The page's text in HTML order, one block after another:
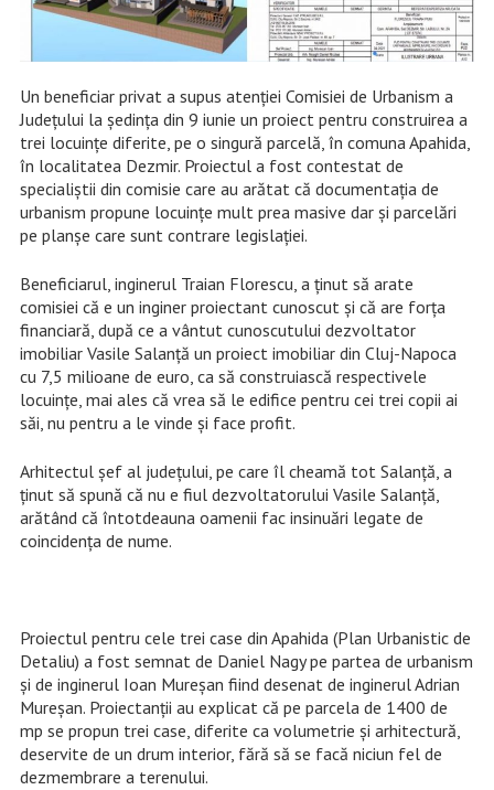
Un beneficiar privat a supus atenției Comisiei de Urbanism a
Județului la ședința din 9 iunie un proiect pentru construirea a
trei locuințe diferite, pe o singură parcelă, în comuna Apahida,
în localitatea Dezmir. Proiectul a fost contestat de
specialiștii din comisie care au arătat că documentația de
urbanism propune locuințe mult prea masive dar și parcelări
pe planșe care sunt contrare legislației.
Beneficiarul, inginerul Traian Florescu, a ținut să arate
comisiei că e un inginer proiectant cunoscut și că are forța
financiară, după ce a vântut cunoscutului dezvoltator
imobiliar Vasile Salanță un proiect imobiliar din Cluj-Napoca
cu 7,5 milioane de euro, ca să construiască respectivele
locuințe, mai ales că vrea să le edifice pentru cei trei copii ai
săi, nu pentru a le vinde și face profit.
Arhitectul șef al județului, pe care îl cheamă tot Salanță, a
ținut să spună că nu e fiul dezvoltatorului Vasile Salanță,
arătând că întotdeauna oamenii fac insinuări legate de
coincidența de nume.
Proiectul pentru cele trei case din Apahida (Plan Urbanistic de
Detaliu) a fost semnat de Daniel Nagy pe partea de urbanism
și de inginerul Ioan Mureșan fiind desenat de inginerul Adrian
Mureșan. Proiectanții au explicat că pe parcela de 1400 de
mp se propun trei case, diferite ca volumetrie și arhitectură,
deservite de un drum interior, fără să se facă niciun fel de
dezmembrare a terenului.